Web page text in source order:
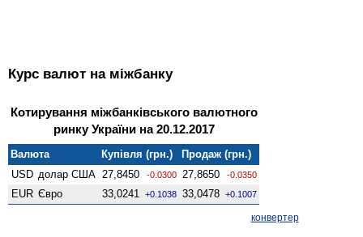
Курс валют на міжбанку
Котирування міжбанківського валютного
ринку України на 20.12.2017
Валюта Купівля (грн.)
Продаж (грн.)
USD долар США 27,8450 -0.0300 27,8650 -0.0350
EUR Євро 33,0241 +0.1038 33,0478 +0.1007
конвертер